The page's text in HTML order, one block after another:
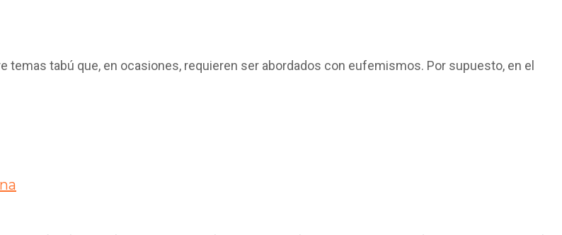
temas tabú que, en ocasiones, requieren ser abordados con eufemismos. Por supuesto, en el